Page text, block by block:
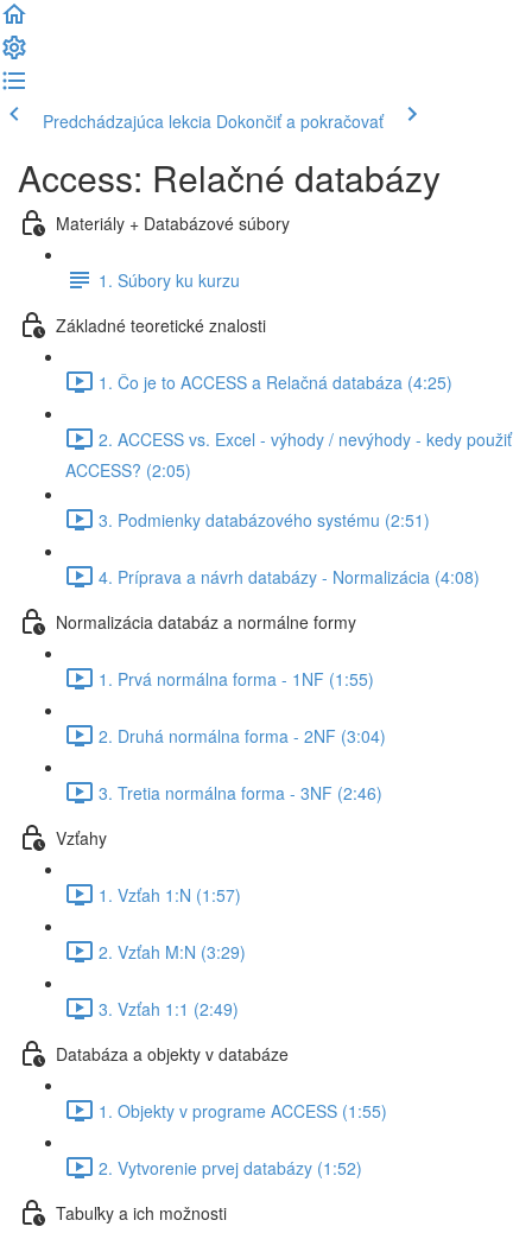
Predchádzajúca lekcia Dokončiť a pokračovať
Access: Relačné databázy
Materiály + Databázové súbory
1. Súbory ku kurzu
Základné teoretické znalosti
1. Čo je to ACCESS a Relačná databáza (4:25)
2. ACCESS vs. Excel - výhody / nevýhody - kedy použiť
ACCESS? (2:05)
3. Podmienky databázového systému (2:51)
4. Príprava a návrh databázy - Normalizácia (4:08)
Normalizácia databáz a normálne formy
1. Prvá normálna forma - 1NF (1:55)
2. Druhá normálna forma - 2NF (3:04)
3. Tretia normálna forma - 3NF (2:46)
Vzťahy
1. Vzťah 1:N (1:57)
2. Vzťah M:N (3:29)
3. Vzťah 1:1 (2:49)
Databáza a objekty v databáze
1. Objekty v programe ACCESS (1:55)
2. Vytvorenie prvej databázy (1:52)
Tabuľky a ich možnosti